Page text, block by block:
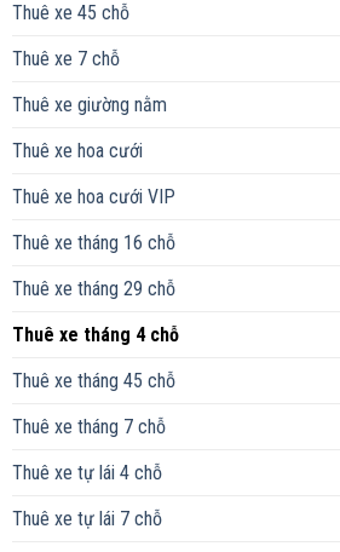
Thuê xe 45 chỗ
Thuê xe 7 chỗ
Thuê xe giường nằm
Thuê xe hoa cưới
Thuê xe hoa cưới VIP
Thuê xe tháng 16 chỗ
Thuê xe tháng 29 chỗ
Thuê xe tháng 4 chỗ
Thuê xe tháng 45 chỗ
Thuê xe tháng 7 chỗ
Thuê xe tự lái 4 chỗ
Thuê xe tự lái 7 chỗ